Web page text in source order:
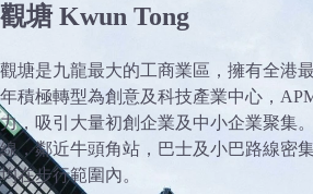
觀塘 Kwun Tong
觀塘是九龍最大的工商業區，擁有全港
年積極轉型為創意及科技產業中心，
力，吸引大量初創企業及中小企業聚集
線，鄰近牛頭角站，巴士及小巴路線密
均在步行範圍內。